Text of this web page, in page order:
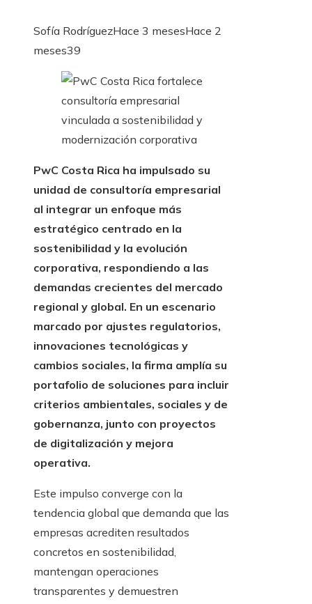
Sofía RodríguezHace 3 mesesHace 2
meses39
PwC Costa Rica ha impulsado su
unidad de consultoría empresarial
al integrar un enfoque más
estratégico centrado en la
sostenibilidad y la evolución
corporativa, respondiendo a las
demandas crecientes del mercado
regional y global. En un escenario
marcado por ajustes regulatorios,
innovaciones tecnológicas y
cambios sociales, la firma amplía su
portafolio de soluciones para incluir
criterios ambientales, sociales y de
gobernanza, junto con proyectos
de digitalización y mejora
operativa.
Este impulso converge con la
tendencia global que demanda que las
empresas acrediten resultados
concretos en sostenibilidad,
mantengan operaciones
transparentes y demuestren